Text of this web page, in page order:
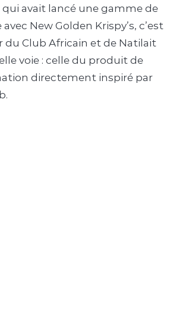
qui avait lancé une gamme de
New Golden Krispy’s, c’est
du Club Africain et de Natilait
voie : celle du produit de
directement inspiré par